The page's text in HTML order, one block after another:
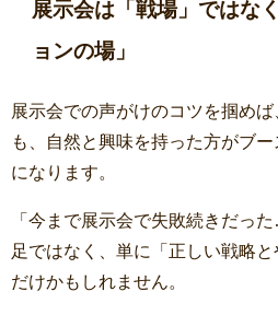
展示会は「戦場」ではな
ョンの場」
展示会での声がけのコツを掴め
も、自然と興味を持った方がブ
になります。
「今まで展示会で失敗続きだっ
足ではなく、単に「正しい戦略
だけかもしれません。